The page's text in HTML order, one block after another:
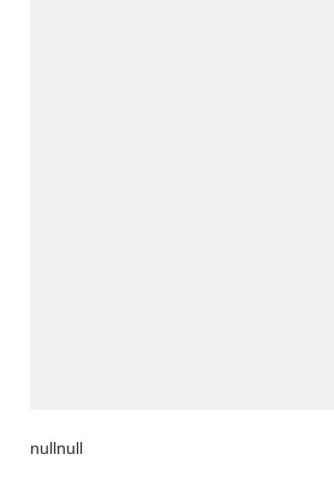
nullnull